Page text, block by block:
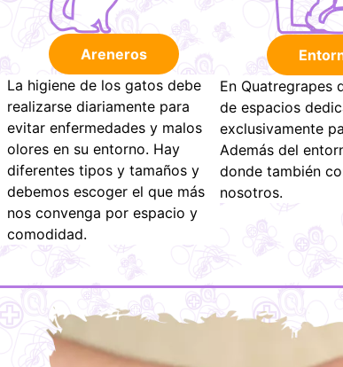
Areneros
La higiene de los gatos debe
realizarse diariamente para
evitar enfermedades y malos
olores en su entorno. Hay
diferentes tipos y tamaños y
debemos escoger el que más
nos convenga por espacio y
comodidad.
En Quatregrapes
de espacios
exclusivamente
Además del
donde también
nosotros.